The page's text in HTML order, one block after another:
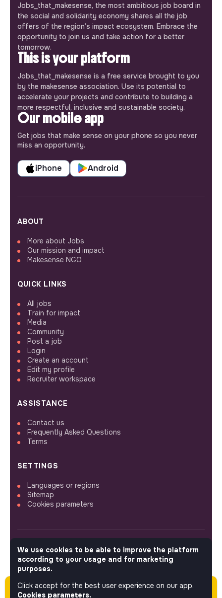
Please note this job was posted over 60 days
Jobs_that_makesense, the most ambitious job board in
the social and solidarity economy shares all the job
offers of the region’s impact ecosystem. Embrace the
opportunity to join us and take action for a better
tomorrow.
This is your platform
Jobs_that_makesense is a free service brought to you
by the makesense association. Use its potential to
accelerate your projects and contribute to building a
more respectful, inclusive and sustainable society.
Our mobile app
Get jobs that make sense on your phone so you never
miss an opportunity.
iPhone Android
ABOUT
More about Jobs
Our mission and impact
Makesense NGO
QUICK LINKS
All jobs
Train for impact
Media
Community
Post a job
Login
Create an account
Edit my profile
Recruiter workspace
ASSISTANCE
Contact us
Frequently Asked Questions
Terms
SETTINGS
Languages or regions
Sitemap
Cookies parameters
FOLLOW US
© 2026 jobs that makesense.
We use cookies to be able to improve the platform
according to your usage and for marketing
purposes.
Click accept for the best user experience on our app.
Cookies parameters.